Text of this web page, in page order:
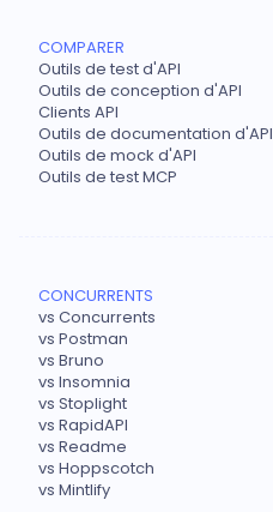
COMPARER
Outils de test d'API
Outils de conception d'API
Clients API
Outils de documentation d'API
Outils de mock d'API
Outils de test MCP
CONCURRENTS
vs Concurrents
vs Postman
vs Bruno
vs Insomnia
vs Stoplight
vs RapidAPI
vs Readme
vs Hoppscotch
vs Mintlify